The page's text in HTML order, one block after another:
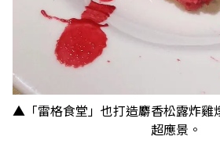
▲「雷格食堂」也打造麝香松露炸雞
超應景。